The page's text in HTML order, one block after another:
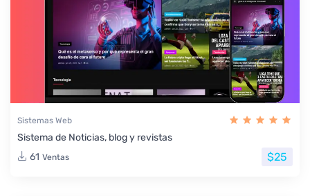
Sistemas Web
Sistema de Noticias, blog y revistas
61 Ventas $25